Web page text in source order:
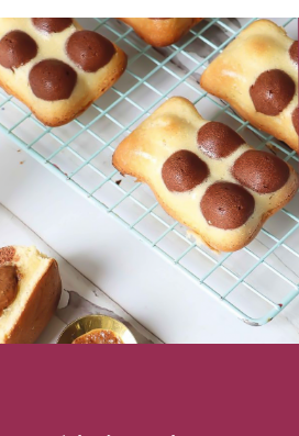
: dessinés par Scrapcooking
à empreintes:
motifs, avec poignées
apte au contact alimentaire
(Noël)
noisettes, sapins, lapins,
poignées) : 39 x 4,5 x 4,5 cm
traditionnel
plan de travail fariné
y imprimer les motifs